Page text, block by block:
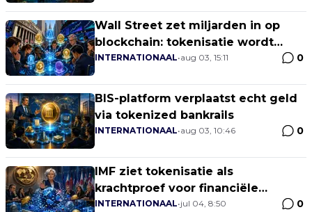
Wall Street zet miljarden in op
blockchain: tokenisatie wordt
nieuwe strijd om financiële
INTERNATIONAAL•aug 03, 15:11 0
BIS-platform verplaatst echt geld
via tokenized bankrails
INTERNATIONAAL•aug 03, 10:46 0
IMF ziet tokenisatie als
krachtproef voor financiële
markten
INTERNATIONAAL•jul 04, 8:50 0